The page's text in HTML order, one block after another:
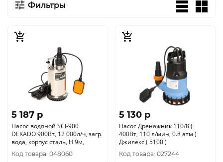
Фильтры
5 187 p
Насос водяной SCI-900
DEKADO 900Вт, 12 000л/ч, загр.
вода, корпус сталь, Н 9м,
Код товара: 048060
5 130 p
Насос Дренажник 110/8 (
400Вт, 110 л/мин, 0.8 атм )
Джилекс ( 5100 )
Код товара: 027244